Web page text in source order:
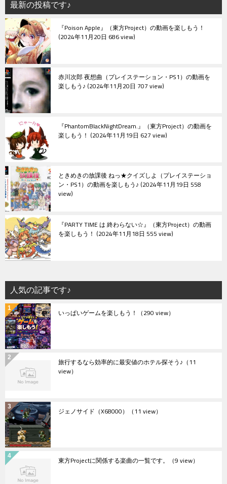
最新の投稿です♪
『Poison Apple』（東方Project）の動画を楽しもう！
2024年11月20日 686 view
赤川次郎 夜想曲（プレイステーション・PS1）の動画を
楽しもう♪ 2024年11月20日 707 view
『PhantomBlackNightDream.』（東方Project）の動画を
楽しもう！ 2024年11月19日 627 view
ときめきの放課後 ねっ★クイズしよ（プレイステーショ
ン・PS1）の動画を楽しもう♪ 2024年11月19日 558
view
『PARTY TIME は 終わらない☆』（東方Project）の動画
を楽しもう！ 2024年11月18日 555 view
人気の記事です♪
いっぱいゲームを楽しもう！ （290 view）
旅行するなら効率的に最安値のホテル探そう♪ （11
view）
ジェノサイド（X68000） （11 view）
東方Projectに関係する楽曲の一覧です。 （9 view）